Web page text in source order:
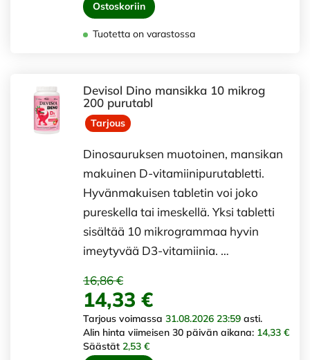
Ostoskoriin
Tuotetta on varastossa
Devisol Dino mansikka 10 mikrog
200 purutabl
Tarjous
Dinosauruksen muotoinen, mansikan
makuinen D-vitamiinipurutabletti.
Hyvänmakuisen tabletin voi joko
pureskella tai imeskellä. Yksi tabletti
sisältää 10 mikrogrammaa hyvin
imeytyvää D3-vitamiinia. …
16,86 €
14,33 €
Tarjous voimassa 31.08.2026 23:59 asti.
Alin hinta viimeisen 30 päivän aikana: 14,33 €
Säästät 2,53 €